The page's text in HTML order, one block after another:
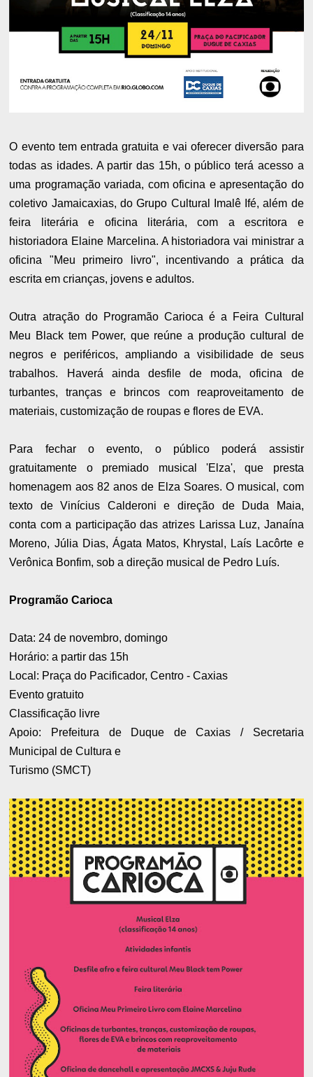
O evento tem entrada gratuita e vai oferecer diversão para
todas as idades. A partir das 15h, o público terá acesso a
uma programaçãovariada, com oficina e apresentação do
coletivo Jamaicaxias, do Grupo Cultural Imalê Ifé, além de
feira literária e oficina literária, com aescritora e
historiadora Elaine Marcelina. A historiadora vai ministrar a
oficina "Meu primeiro livro", incentivando a prática da
escrita emcrianças, jovens e adultos.
Outra atração do Programão Carioca é a Feira Cultural
Meu Black tem Power, que reúne a produção cultural de
negros e periféricos, ampliandoa visibilidade de seus
trabalhos. Haverá ainda desfile de moda, oficina de
turbantes, tranças e brincos com reaproveitamento de
materiais,customização de roupas e flores de EVA.
Para fechar o evento, o público poderá assistir
gratuitamente o premiado musical 'Elza', que presta
homenagem aos 82 anos de Elza Soares. O musical, com
texto de Vinícius Calderoni e direção de Duda Maia,
conta com a participação das atrizes Larissa Luz, Janaína
Moreno, Júlia Dias, Ágata Matos, Khrystal, Laís Lacôrte e
Verônica Bonfim, sob a direção musical de Pedro Luís.
Programão Carioca
Data: 24 de novembro, domingo
Horário: a partir das 15h
Local: Praça do Pacificador, Centro - Caxias
Evento gratuito
Classificação livre
Apoio: Prefeitura de Duque de Caxias / Secretaria
Municipal de Cultura e
Turismo (SMCT)